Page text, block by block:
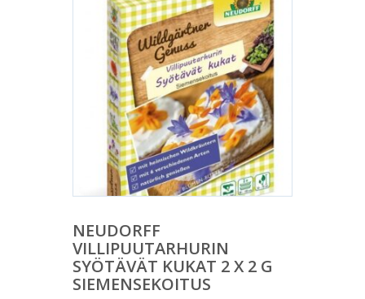
NEUDORFF
VILLIPUUTARHURIN
SYÖTÄVÄT KUKAT 2 X 2 G
SIEMENSEKOITUS